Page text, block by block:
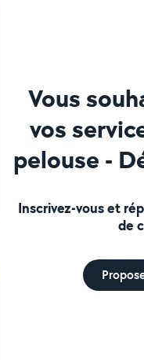
Vous
vos
pelouse -
Inscrivez-vous et
de